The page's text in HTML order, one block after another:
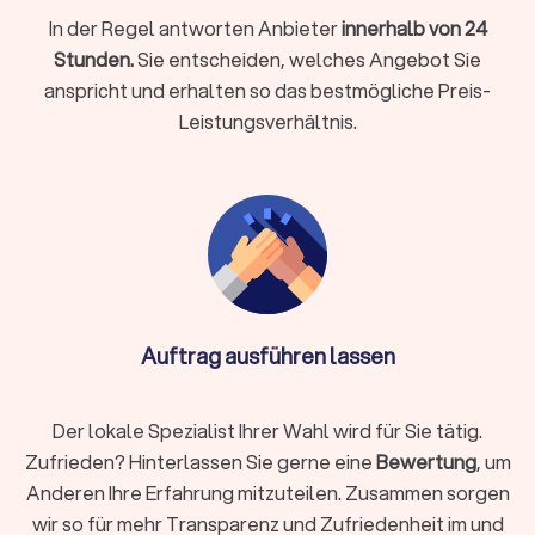
verschiedene Lösungsoptionen, verhandeln
anschließend über die besten Lösungen und versuchen,
eine Einigung zu erzielen. Der Mediator hilft dabei, die
Verhandlungen zu strukturieren und sicherzustellen,
dass die Gespräche konstruktiv und respektvoll
Abschlussvereinbarung: Am Ende der Mediation halten
die Parteien die erzielte Einigung schriftlich fest. Diese
Vereinbarung kann – je nach Wunsch der Parteien –
rechtlich bindend sein, beispielsweise durch eine
notarielle Beurkundung oder einen gerichtlichen
Abschluss der Mediation und gibt den Parteien die
Vorteile der Mediation
Mediation bietet im Vergleich zu herkömmlichen
Konfliktlösungsmethoden wie Gerichtsverfahren eine
In der Regel antworten Anbieterinnerhalb von 24
Stunden.Sie entscheiden, welches Angebot Sie
anspricht und erhalten so das bestmögliche Preis-
Leistungsverhältnis.
Auftrag ausführen lassen
Der lokale Spezialist Ihrer Wahl wird für Sie tätig.
Zufrieden? Hinterlassen Sie gerne eineBewertung, um
Anderen Ihre Erfahrung mitzuteilen. Zusammen sorgen
wir so für mehr Transparenz und Zufriedenheit im und